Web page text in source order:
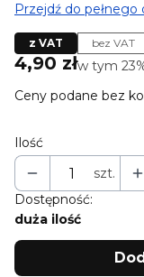
Przejdź do pełnego
z VAT bez VAT
Cena
4,90 złw tym
w tym
Ceny podane bez
Ilość
szt.
Dostępność:
duża ilość